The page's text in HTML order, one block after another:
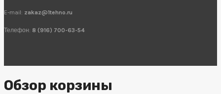
E-mail: zakaz@1tehno.ru
Телефон: 8 (916) 700-63-54
Обзор корзины